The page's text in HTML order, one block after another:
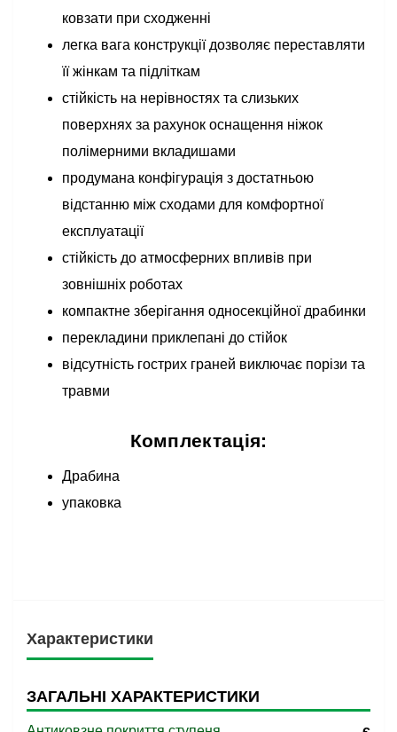
ковзати при сходженні
легка вага конструкції дозволяє переставляти
її жінкам та підліткам
стійкість на нерівностях та слизьких
поверхнях за рахунок оснащення ніжок
полімерними вкладишами
продумана конфігурація з достатньою
відстанню між сходами для комфортної
експлуатації
стійкість до атмосферних впливів при
зовнішніх роботах
компактне зберігання односекційної драбинки
перекладини приклепані до стійок
відсутність гострих граней виключає порізи та
травми
Комплектація:
Драбина
упаковка
Характеристики
ЗАГАЛЬНІ ХАРАКТЕРИСТИКИ